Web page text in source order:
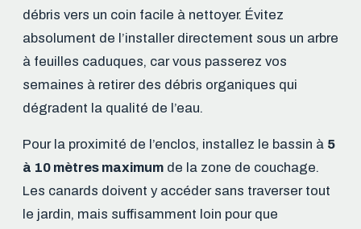
débris vers un coin facile à nettoyer. Évitez
absolument de l’installer directement sous un arbre
à feuilles caduques, car vous passerez vos
semaines à retirer des débris organiques qui
dégradent la qualité de l’eau.
Pour la proximité de l’enclos, installez le bassin à 5
à 10 mètres maximum de la zone de couchage.
Les canards doivent y accéder sans traverser tout
le jardin, mais suffisamment loin pour que